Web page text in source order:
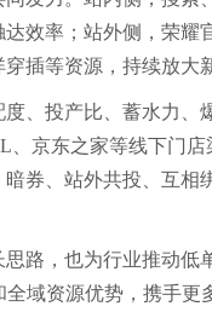
效率；站外侧，荣耀
插等资源，持续放大
、投产比、蓄水力、
京东之家等线下门
券、站外共投、互相
路，也为行业推动低
域资源优势，携手更